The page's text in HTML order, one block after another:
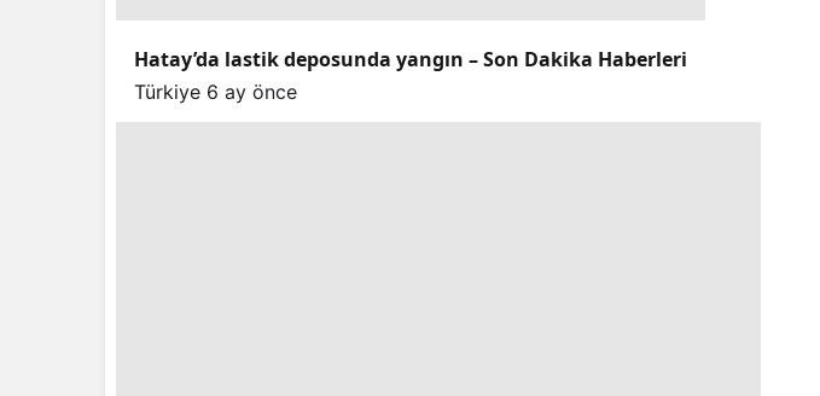
Hatay’da lastik deposunda yangın – Son Dakika Haberleri
Türkiye 6 ay önce